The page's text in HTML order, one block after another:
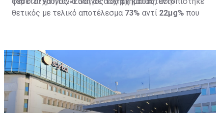
θετικός με τελικό αποτέλεσμα 73% αντί 22μg% που